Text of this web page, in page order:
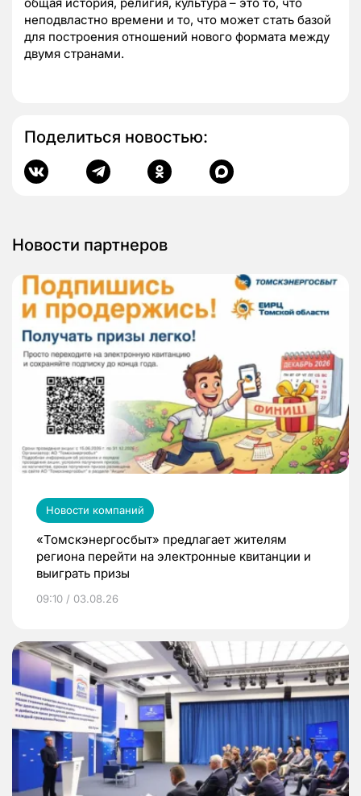
общая история, религия, культура – это то, что
неподвластно времени и то, что может стать базой
для построения отношений нового формата между
двумя странами.
Поделиться новостью:
Новости партнеров
Новости компаний
«Томскэнергосбыт» предлагает жителям
региона перейти на электронные квитанции и
выиграть призы
09:10 / 03.08.26